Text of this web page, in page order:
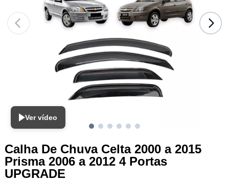
Ver vídeo
Calha De Chuva Celta 2000 a 2015
Prisma 2006 a 2012 4 Portas
UPGRADE